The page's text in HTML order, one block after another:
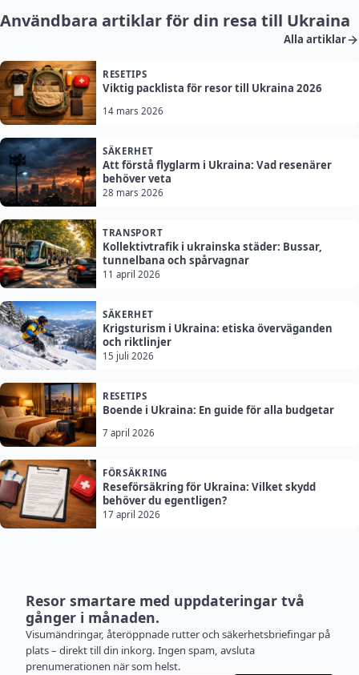
Användbara artiklar för din resa till Ukraina
Alla artiklar
RESETIPS
Viktig packlista för resor till Ukraina 2026
14 mars 2026
SÄKERHET
Att förstå flyglarm i Ukraina: Vad resenärer
behöver veta
28 mars 2026
TRANSPORT
Kollektivtrafik i ukrainska städer: Bussar,
tunnelbana och spårvagnar
11 april 2026
SÄKERHET
Krigsturism i Ukraina: etiska överväganden
och riktlinjer
15 juli 2026
RESETIPS
Boende i Ukraina: En guide för alla budgetar
7 april 2026
FÖRSÄKRING
Reseförsäkring för Ukraina: Vilket skydd
behöver du egentligen?
17 april 2026
Resor smartare med uppdateringar två
gånger i månaden.
Visumändringar, återöppnade rutter och säkerhetsbriefingar på
plats – direkt till din inkorg. Ingen spam, avsluta
prenumerationen när som helst.